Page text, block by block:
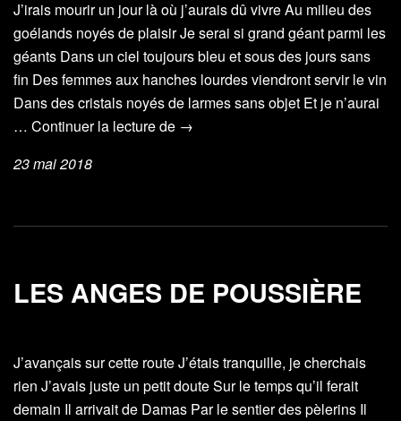
J’irais mourir un jour là où j’aurais dû vivre Au milieu des
goélands noyés de plaisir Je serai si grand géant parmi les
géants Dans un ciel toujours bleu et sous des jours sans
fin Des femmes aux hanches lourdes viendront servir le vin
Dans des cristals noyés de larmes sans objet Et je n’aurai
… Continuer la lecture de J’irais
→
23 mai 2018
LES ANGES DE POUSSIÈRE
J’avançais sur cette route J’étais tranquille, je cherchais
rien J’avais juste un petit doute Sur le temps qu’il ferait
demain Il arrivait de Damas Par le sentier des pèlerins Il